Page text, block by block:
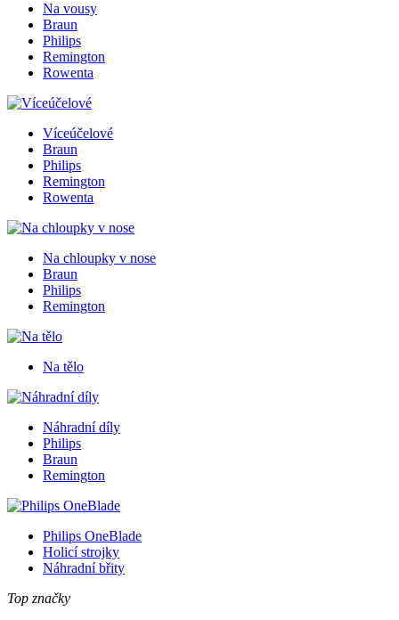
Na vousy
Braun
Philips
Remington
Rowenta
Víceúčelové
Braun
Philips
Remington
Rowenta
Na chloupky v nose
Braun
Philips
Remington
Na tělo
Náhradní díly
Philips
Braun
Remington
Philips OneBlade
Holicí strojky
Náhradní břity
Top značky